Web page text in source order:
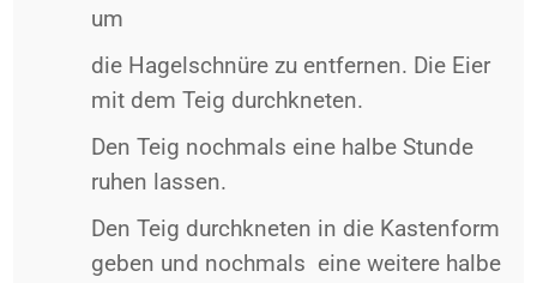
um
die Hagelschnüre zu entfernen. Die Eier
mit dem Teig durchkneten.
Den Teig nochmals eine halbe Stunde
ruhen lassen.
Den Teig durchkneten in die Kastenform
geben und nochmals eine weitere halbe